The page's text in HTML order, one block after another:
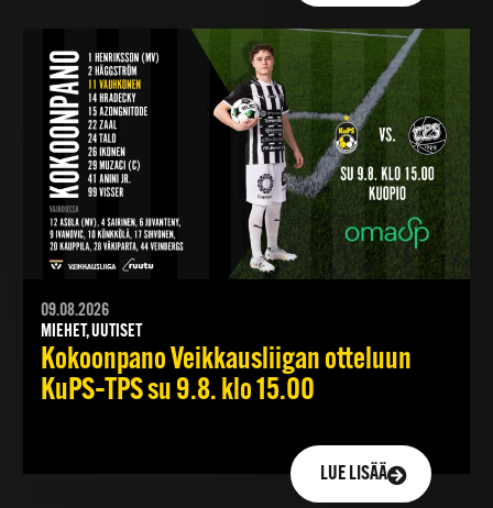
09.08.2026
MIEHET, UUTISET
Kokoonpano Veikkausliigan otteluun
KuPS–TPS su 9.8. klo 15.00
LUE LISÄÄ